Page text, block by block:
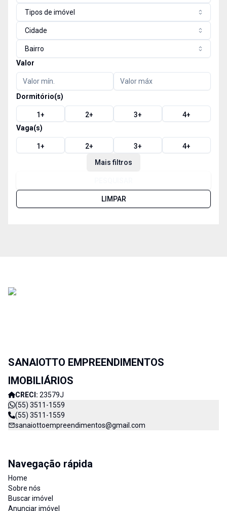
Tipos de imóvel
Cidade
Bairro
Valor
Dormitório(s)
1+ 2+ 3+ 4+
Vaga(s)
1+ 2+ 3+ 4+
Mais filtros
LIMPAR
SANAIOTTO EMPREENDIMENTOS
IMOBILIÁRIOS
CRECI: 23579J
(55) 3511-1559
(55) 3511-1559
sanaiottoempreendimentos@gmail.com
Navegação rápida
Home
Sobre nós
Buscar imóvel
Anunciar imóvel